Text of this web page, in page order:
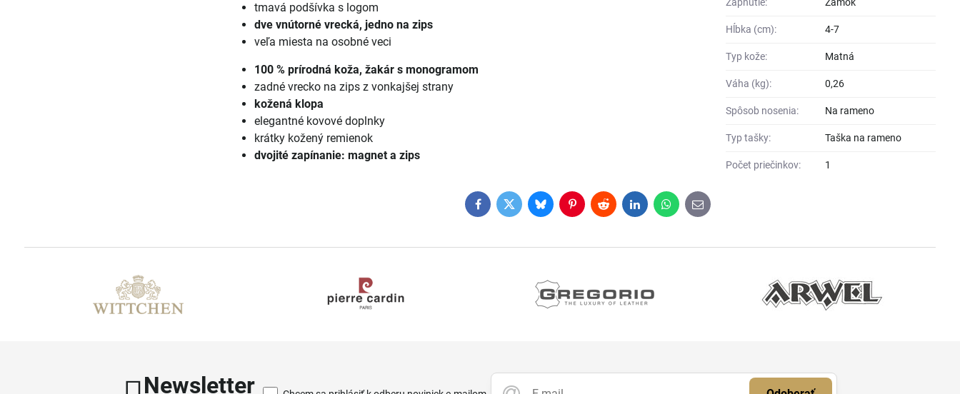
tmavá podšívka s logom
dve vnútorné vrecká, jedno na zips
veľa miesta na osobné veci
100 % prírodná koža, žakár s monogramom
zadné vrecko na zips z vonkajšej strany
kožená klopa
elegantné kovové doplnky
krátky kožený remienok
dvojité zapínanie: magnet a zips
Hĺbka (cm): 4-7
Typ kože: Matná
Váha (kg): 0,26
Spôsob nosenia: Na rameno
Typ tašky: Taška na rameno
Počet priečinkov: 1
FacebookTwitterBlueskyPinterestRedditLinkedInWhatsApp
E-
mail
Newsletter